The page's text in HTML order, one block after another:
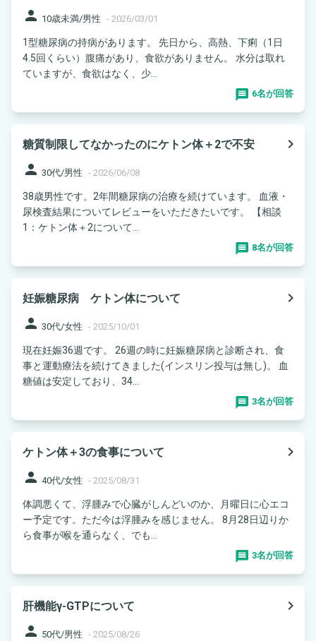
person 10歳未満/男性 - 2026/03/01
1型糖尿病の持病があります。 先日から、高熱、下痢（1日
4.5回くらい）腹痛があり、食欲がありません。 水分は取れ
ていますが、食欲はなく、少...
6名が回答
糖質制限してなかったのにケトン体＋2で不安
navigate_next
person 30代/男性 - 2026/06/08
38歳男性です。2年間糖尿病の治療を続けています。 血液・
尿検査結果についてレビューをいただきたいです。 【相談
1：ケトン体＋2について...
8名が回答
妊娠糖尿病 ケトン体について
navigate_next
person 30代/女性 - 2025/10/01
現在妊娠36週です。 26週の時に妊娠糖尿病と診断され、食
事と運動療法を続けてきました(インスリン投与は無し)。 血
糖値は安定しており、34...
3名が回答
ケトン体＋3の食事について
navigate_next
person 40代/女性 - 2025/08/31
体調悪くて、浮腫みで心臓がしんどいのか、月曜日に心エコ
ー予定です。ただ今は浮腫みを感じません。 8月28日辺りか
ら食事が喉を通らなく、でも...
3名が回答
肝機能γ-GTPについて
navigate_next
person 50代/男性 - 2025/08/26